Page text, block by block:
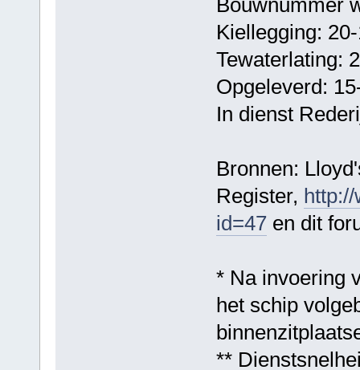
Bouwnummer
Kiellegging:
Tewaterlating:
Opgeleverd:
In dienst
Bronnen:
Register,
id=47en dit
* Na invoering
het schip
**